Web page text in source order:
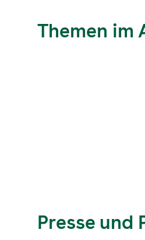
Themen im
Presse und